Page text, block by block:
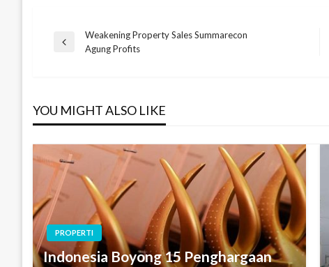
Navigasi
Previous
Weakening Property Sales Summarecon
Agung Profits
YOU MIGHT ALSO LIKE
PROPERTI
Indonesia Boyong 15 Penghargaan